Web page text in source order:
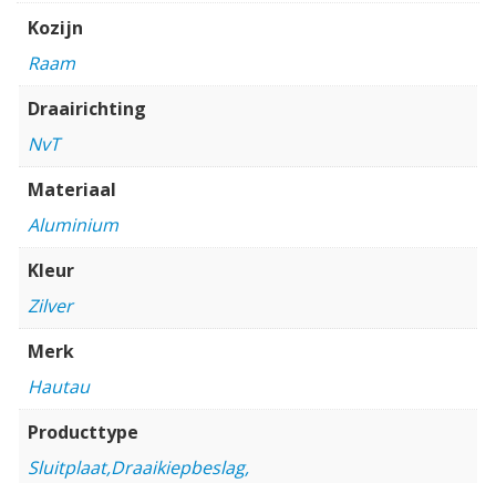
Kozijn
Raam
Draairichting
NvT
Materiaal
Aluminium
Kleur
Zilver
Merk
Hautau
Producttype
Sluitplaat,Draaikiepbeslag,